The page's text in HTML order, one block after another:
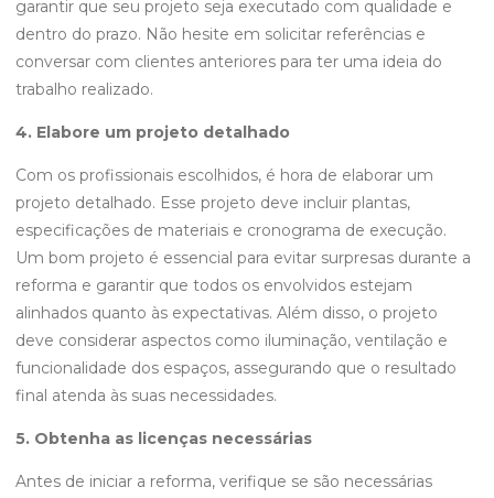
garantir que seu projeto seja executado com qualidade e
dentro do prazo. Não hesite em solicitar referências e
conversar com clientes anteriores para ter uma ideia do
trabalho realizado.
4. Elabore um projeto detalhado
Com os profissionais escolhidos, é hora de elaborar um
projeto detalhado. Esse projeto deve incluir plantas,
especificações de materiais e cronograma de execução.
Um bom projeto é essencial para evitar surpresas durante a
reforma e garantir que todos os envolvidos estejam
alinhados quanto às expectativas. Além disso, o projeto
deve considerar aspectos como iluminação, ventilação e
funcionalidade dos espaços, assegurando que o resultado
final atenda às suas necessidades.
5. Obtenha as licenças necessárias
Antes de iniciar a reforma, verifique se são necessárias